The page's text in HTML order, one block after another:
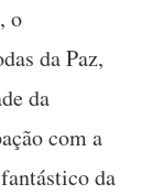
o
da Paz,
da
com a
da